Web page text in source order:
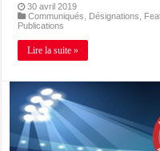
30 avril 2019
Communiqués
Désignations
Publications
Lire la suite »